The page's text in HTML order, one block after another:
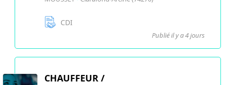
CDI
Publié il y a 4 jours
CHAUFFEUR /